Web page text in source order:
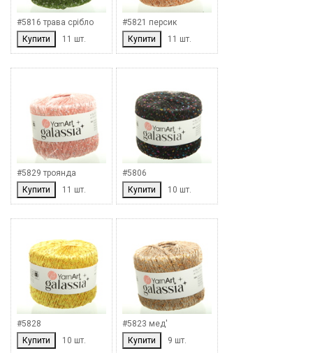
#5816 трава срібло
Купити
11 шт.
#5821 персик
Купити
11 шт.
#5829 троянда
Купити
11 шт.
#5806
Купити
10 шт.
#5828
Купити
10 шт.
#5823 мед'
Купити
9 шт.